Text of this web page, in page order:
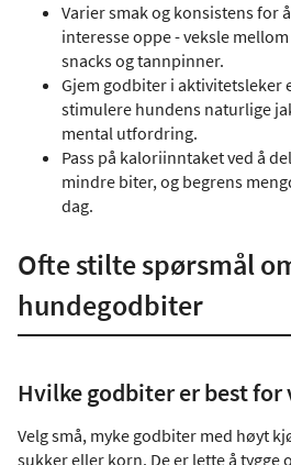
Varier smak og konsistens for
interesse oppe - veksle
snacks og tannpinner.
Gjem godbiter i aktivitetsleker
stimulere hundens naturlige
mental utfordring.
Pass på kaloriinntaket ved å
mindre biter, og begrens
dag.
Ofte stilte spørsmål
hundegodbiter
Hvilke godbiter er best for
Velg små, myke godbiter med høyt
sukker eller korn. De er lette å tygge